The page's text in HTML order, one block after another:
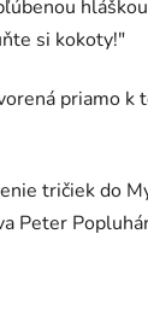
si kokoty!"
priamo k
tričiek do
Peter